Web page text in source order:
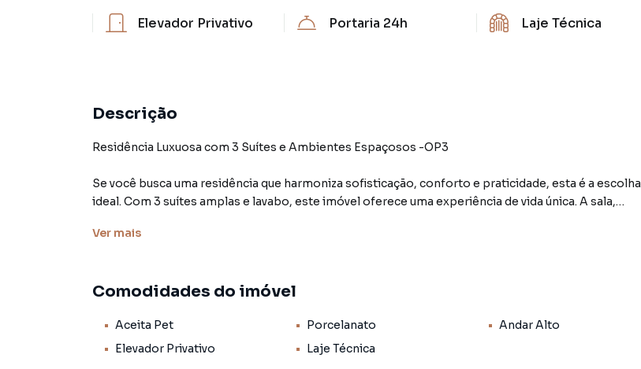
Elevador Privativo Portaria 24h Laje Técnica
Descrição
Residência Luxuosa com 3 Suítes e Ambientes Espaçosos -OP3
Se você busca uma residência que harmoniza sofisticação, conforto e praticidade, esta é a escolha
ideal. Com 3 suítes amplas e lavabo, este imóvel oferece uma experiência de vida única. A sala,
acolhedora e elegante.
design contemporâneo. Todas as suítes são equipadas com instalações para ar-condicionado,
Destacando-se pela exclusividade, o elevador privativo proporciona comodidade e acessibilidade,
Ver mais
Comodidades do imóvel
Aceita Pet Porcelanato
Andar Alto
Elevador Privativo
Laje Técnica